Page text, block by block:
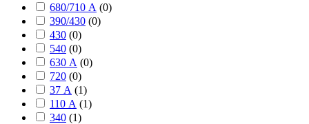
680/710 А (0)
390/430 (0)
430 (0)
540 (0)
630 А (0)
720 (0)
37 А (1)
110 А (1)
340 (1)